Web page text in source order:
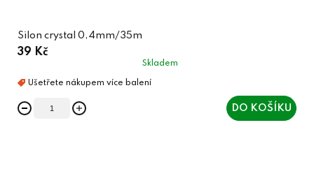
Silon crystal 0,4mm/35m
39 Kč
Skladem
DO KOŠÍKU